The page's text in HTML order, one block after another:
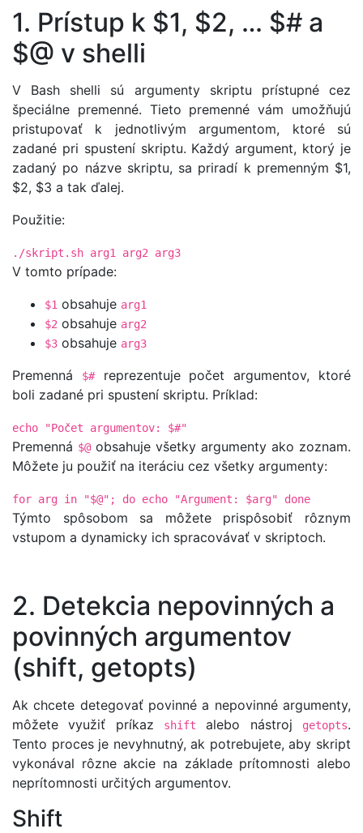
1. Prístup k $1, $2, … $# a
$@ v shelli
V Bash shelli sú argumenty skriptu prístupné cez
špeciálne premenné. Tieto premenné vám umožňujú
pristupovať k jednotlivým argumentom, ktoré sú
zadané pri spustení skriptu. Každý argument, ktorý je
zadaný po názve skriptu, sa priradí k premenným $1,
$2, $3 a tak ďalej.
Použitie:
./skript.sh arg1 arg2 arg3
V tomto prípade:
$1 obsahuje arg1
$2 obsahuje arg2
$3 obsahuje arg3
Premenná $#reprezentuje počet argumentov, ktoré
boli zadané pri spustení skriptu. Príklad:
echo "Počet argumentov: $#"
Premenná $@ obsahuje všetky argumenty ako zoznam.
Môžete ju použiť na iteráciu cez všetky argumenty:
for arg in "$@"; do echo "Argument: $arg" done
Týmto spôsobom sa môžete prispôsobiť rôznym
vstupom a dynamicky ich spracovávať v skriptoch.
2. Detekcia nepovinných a
povinných argumentov
(shift, getopts)
Ak chcete detegovať povinné a nepovinné argumenty,
môžete využiť príkaz
shift alebo nástroj getopts.
Tento proces je nevyhnutný, ak potrebujete, aby skript
vykonával rôzne akcie na základe prítomnosti alebo
neprítomnosti určitých argumentov.
Shift